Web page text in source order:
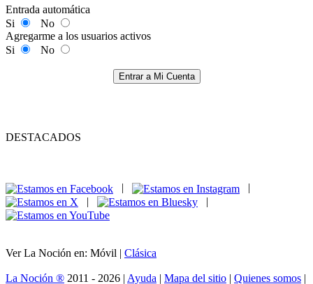
Entrada automática
Si
No
Agregarme a los usuarios activos
Si
No
Entrar a Mi Cuenta
DESTACADOS
|
|
Ver La Noción en: Móvil | Clásica
La Noción ® 2011 - 2026 | Ayuda | Mapa del sitio | Quienes somos |